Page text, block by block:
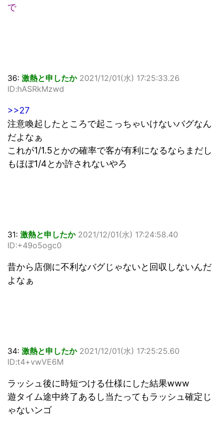
で
36: 激熱と申したか 2021/12/01(水) 17:25:33.26
ID:hASRkMzwd
>>27
注意喚起したところで起こっちゃいけないバグなん
だよなぁ
これが1/1.5とかの確率で客が有利になるならまだし
もほぼ1/4とか許されないやろ
31: 激熱と申したか 2021/12/01(水) 17:24:58.40
ID:+49o5ogc0
昔から店側に不利なバグじゃないと回収しないんだ
よなぁ
34: 激熱と申したか 2021/12/01(水) 17:25:25.60
ID:t4+vwVE6M
ラッシュ後に時短つける仕様にした結果www
遊タイム途中終了あるし当たってもラッシュ確定じ
ゃないンゴ